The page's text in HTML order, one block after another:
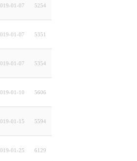
01-07 5254
01-07 5351
01-07 5354
01-10 5606
01-15 5594
01-25 6129